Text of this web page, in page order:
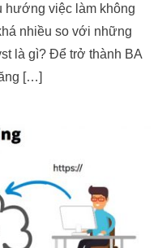
hướng việc làm không
nhiều so với những
là gì? Để trở thành BA
[…]